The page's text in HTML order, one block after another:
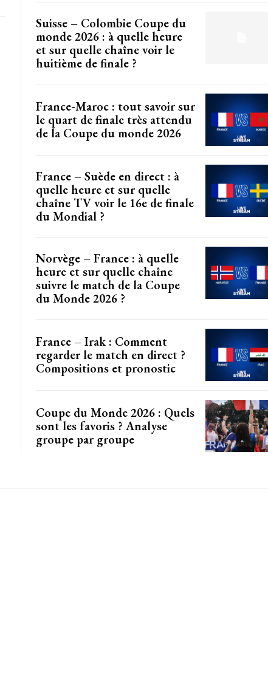
Suisse – Colombie Coupe du
monde 2026 : à quelle heure
et sur quelle chaîne voir le
huitième de finale ?
France-Maroc : tout savoir sur
le quart de finale très attendu
de la Coupe du monde 2026
France – Suède en direct : à
quelle heure et sur quelle
chaîne TV voir le 16e de finale
du Mondial ?
Norvège – France : à quelle
heure et sur quelle chaîne
suivre le match de la Coupe
du Monde 2026 ?
France – Irak : Comment
regarder le match en direct ?
Compositions et pronostic
Coupe du Monde 2026 : Quels
sont les favoris ? Analyse
groupe par groupe